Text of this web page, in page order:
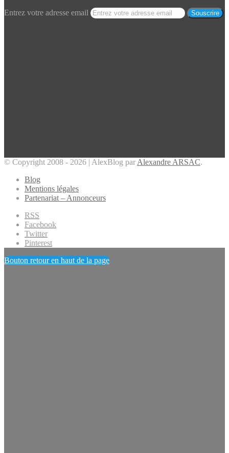
Entrez votre adresse email
© Copyright 2008 - 2026 | AlexBlog par Alexandre ARSAC.
Blog
Mentions légales
Partenariat – Annonceurs
RSS
Facebook
Twitter
Pinterest
Bouton retour en haut de la page